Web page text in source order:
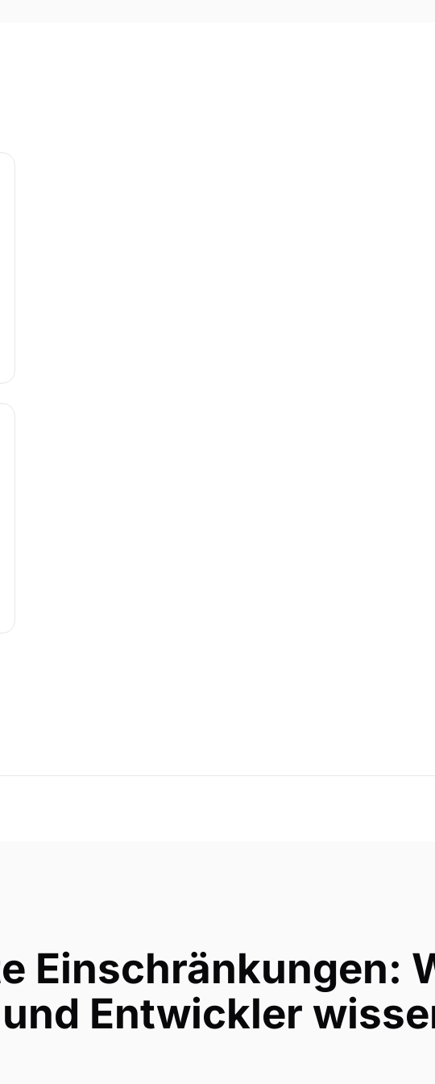
Einschränkungen:
Entwickler